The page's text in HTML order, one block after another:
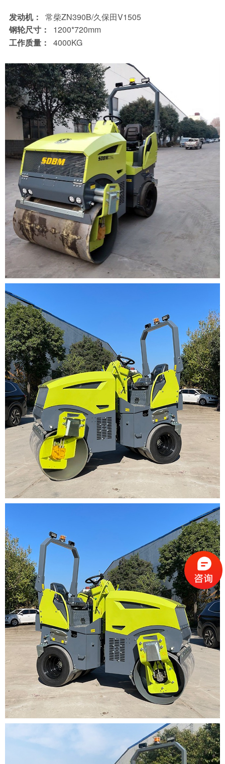
发动机：
常柴ZN390B/久保田V1505
钢轮尺寸：
1200*720mm
工作质量：
4000KG